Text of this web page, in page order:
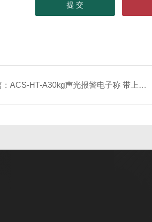
：ACS-HT-A30kg声光报警电子称 带上下限控制报警桌称 15公斤报警称